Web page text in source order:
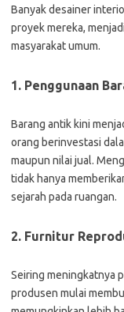
Banyak desainer
proyek mereka,
masyarakat umum.
1. Penggunaan
Barang antik kini
orang berinvestasi
maupun nilai jual.
tidak hanya
sejarah pada ruangan.
2. Furnitur
Seiring meningkatnya
produsen mulai